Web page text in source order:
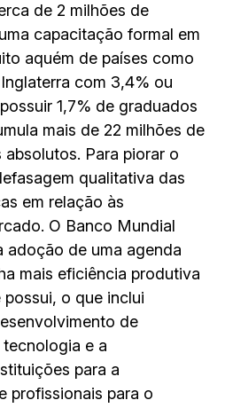
de 2 milhões de
capacitação formal em
aquém de países como
com 3,4% ou
1,7% de graduados
mais de 22 milhões de
absolutos. Para piorar o
qualitativa das
em relação às
O Banco Mundial
adoção de uma agenda
mais eficiência produtiva
o que inclui
de
e a
para a
profissionais para o